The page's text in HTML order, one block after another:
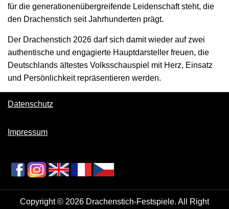
für die generationenübergreifende Leidenschaft steht, die
den Drachenstich seit Jahrhunderten prägt.
Der Drachenstich 2026 darf sich damit wieder auf zwei
authentische und engagierte Hauptdarsteller freuen, die
Deutschlands ältestes Volksschauspiel mit Herz, Einsatz
und Persönlichkeit repräsentieren werden.
Datenschutz
Impressum
Copyright © 2026 Drachenstich-Festspiele. All Right